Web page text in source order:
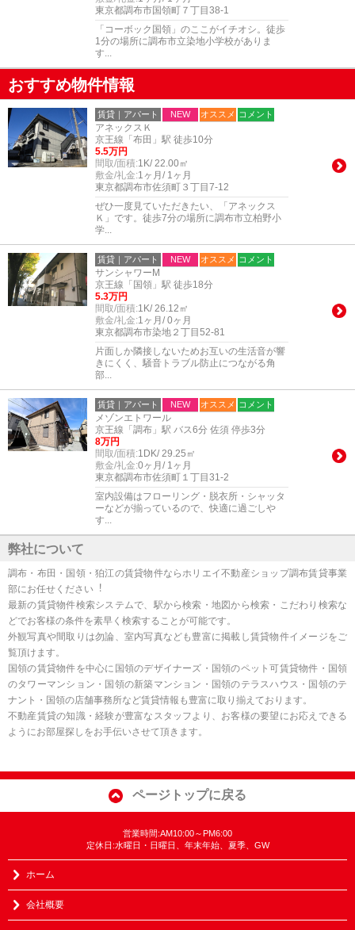
東京都調布市国領町７丁目38-1
「コーボック国領」のここがイチオシ。徒歩
1分の場所に調布市立染地小学校がありま
す...
おすすめ物件情報
賃貸｜アパート NEW オススメ コメント
アネックスＫ
京王線「布田」駅 徒歩10分
5.5万円
間取/面積:1K/ 22.00㎡
敷金/礼金:1ヶ月/ 1ヶ月
東京都調布市佐須町３丁目7-12
ぜひ一度見ていただきたい、「アネックス
Ｋ」です。徒歩7分の場所に調布市立柏野小
学...
賃貸｜アパート NEW オススメ コメント
サンシャワーM
京王線「国領」駅 徒歩18分
5.3万円
間取/面積:1K/ 26.12㎡
敷金/礼金:1ヶ月/ 0ヶ月
東京都調布市染地２丁目52-81
片面しか隣接しないためお互いの生活音が響
きにくく、騒音トラブル防止につながる角
部...
賃貸｜アパート NEW オススメ コメント
メゾンエトワール
京王線「調布」駅 バス6分 佐須 停歩3分
8万円
間取/面積:1DK/ 29.25㎡
敷金/礼金:0ヶ月/ 1ヶ月
東京都調布市佐須町１丁目31-2
室内設備はフローリング・脱衣所・シャッタ
ーなどが揃っているので、快適に過ごしや
す...
弊社について
調布・布田・国領・狛江の賃貸物件ならホリエイ不動産ショップ調布賃貸事業
部にお任せください︕
最新の賃貸物件検索システムで、駅から検索・地図から検索・こだわり検索な
どでお客様の条件を素早く検索することが可能です。
外観写真や間取りは勿論、室内写真なども豊富に掲載し賃貸物件イメージをご
覧頂けます。
国領の賃貸物件を中心に国領のデザイナーズ・国領のペット可賃貸物件・国領
のタワーマンション・国領の新築マンション・国領のテラスハウス・国領のテ
ナント・国領の店舗事務所など賃貸情報も豊富に取り揃えております。
不動産賃貸の知識・経験が豊富なスタッフより、お客様の要望にお応えできる
ようにお部屋探しをお手伝いさせて頂きます。
ページトップに戻る
営業時間:AM10:00～PM6:00
定休日:水曜日・日曜日、年末年始、夏季、GW
ホーム
会社概要